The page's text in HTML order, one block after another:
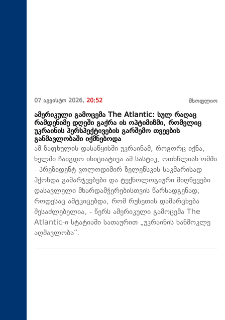
07 აგვისტო 2026, 20:52 მსოფლიო
ამერიკული გამოცემა The Atlantic: სულ რაღაც
რამდენიმე დღეში გაქრა ის ოპტიმიზმი, რომელიც
უკრაინის პერსპექტივების გარშემო თვეების
განმავლობაში იქმნებოდა
ამ ზაფხულის დასაწყისში უკრაინამ, როგორც იქნა,
ხელში ჩაიგდო ინიციატივა ამ სასტიკ, ოთხწლიან ომში
- პრეზიდენტ ვოლოდიმირ ზელენსკის საკმარისად
ჰქონდა გამარჯვებები და ტექნოლოგიური მიღწევები
დასავლელი მხარდამჭერებისთვის წარსადგენად,
როდესაც ამტკიცებდა, რომ რუსეთის დამარცხება
შესაძლებელია, - წერს ამერიკული გამოცემა The
Atlantic-ი სტატიაში სათაურით „უკრაინის ხანმოკლე
აღმავლობა“.